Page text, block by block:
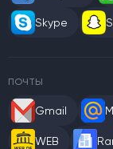
Skype
ПОЧТЫ
Gmail
WEB